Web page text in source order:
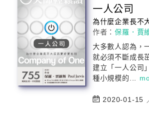
一人公司
為什麼企業長不
作者：保羅．賈
大多數人認為，
就必須不斷成長
建立「一人公司
種小規模的...
2020-01-15